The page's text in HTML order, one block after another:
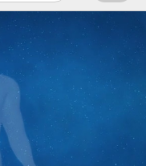
충전 체력증진
완화
뇌활용ㆍ뇌교육
무료